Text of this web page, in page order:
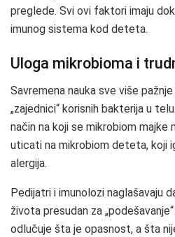
preglede. Svi ovi faktori imaju
imunog sistema kod deteta.
Uloga mikrobioma i
Savremena nauka sve više
„zajednici“ korisnih bakterija u
način na koji se mikrobiom majke
uticati na mikrobiom deteta, koji
alergija.
Pedijatri i imunolozi naglašavaju
života presudan za
odlučuje šta je opasnost, a šta